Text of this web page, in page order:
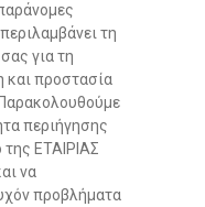
τη
για τη
προστασία
περιήγησης
ΕΤΑΙΡΙΑΣ
να
προβλήματα